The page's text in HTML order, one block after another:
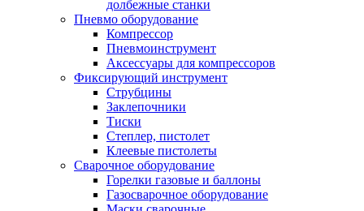
долбежные станки
Пневмо оборудование
Компрессор
Пневмоинструмент
Аксессуары для компрессоров
Фиксирующий инструмент
Струбцины
Заклепочники
Тиски
Степлер, пистолет
Клеевые пистолеты
Сварочное оборудование
Горелки газовые и баллоны
Газосварочное оборудование